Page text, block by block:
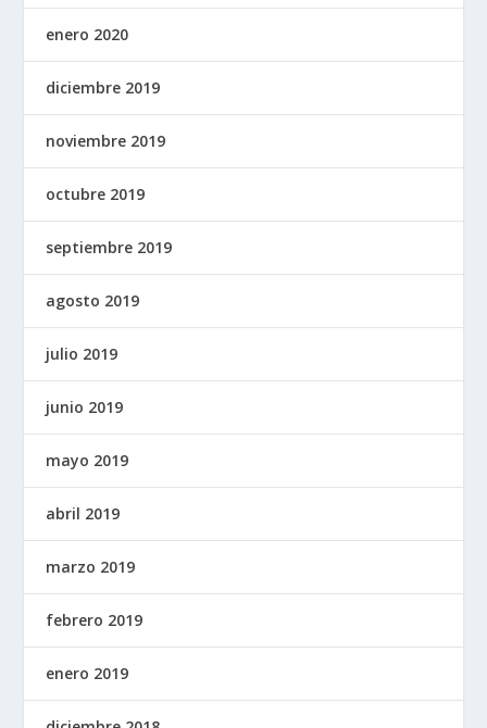
enero 2020
diciembre 2019
noviembre 2019
octubre 2019
septiembre 2019
agosto 2019
julio 2019
junio 2019
mayo 2019
abril 2019
marzo 2019
febrero 2019
enero 2019